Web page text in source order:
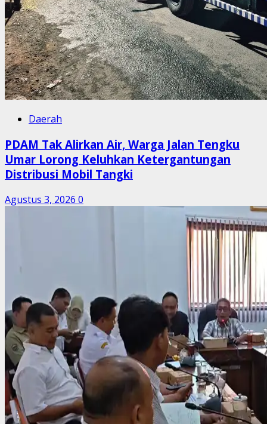
Daerah
PDAM Tak Alirkan Air, Warga Jalan Tengku
Umar Lorong Keluhkan Ketergantungan
Distribusi Mobil Tangki
Agustus 3, 2026 0